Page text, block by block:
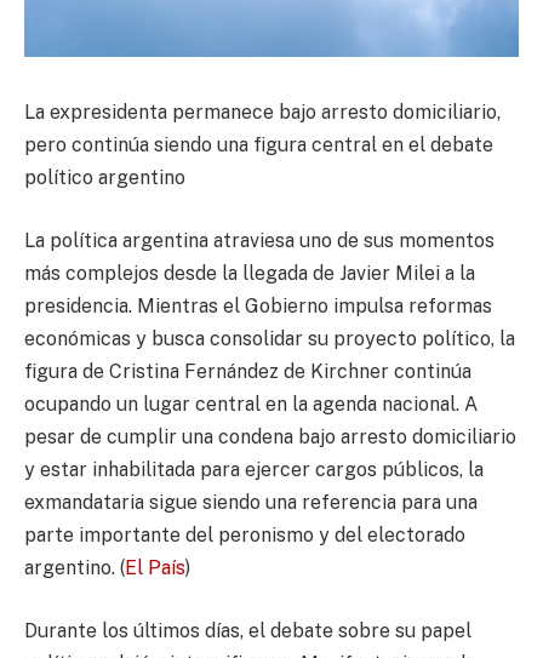
La expresidenta permanece bajo arresto domiciliario,
pero continúa siendo una figura central en el debate
político argentino
La política argentina atraviesa uno de sus momentos
más complejos desde la llegada de Javier Milei a la
presidencia. Mientras el Gobierno impulsa reformas
económicas y busca consolidar su proyecto político, la
figura de Cristina Fernández de Kirchner continúa
ocupando un lugar central en la agenda nacional. A
pesar de cumplir una condena bajo arresto domiciliario
y estar inhabilitada para ejercer cargos públicos, la
exmandataria sigue siendo una referencia para una
parte importante del peronismo y del electorado
argentino. (El País)
Durante los últimos días, el debate sobre su papel